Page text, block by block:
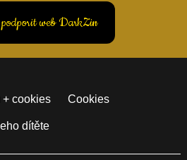
web DarkZin
cookies Cookies
dítěte